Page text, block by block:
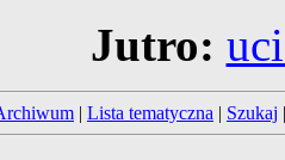
Jutro:
| Lista tematyczna | Szukaj